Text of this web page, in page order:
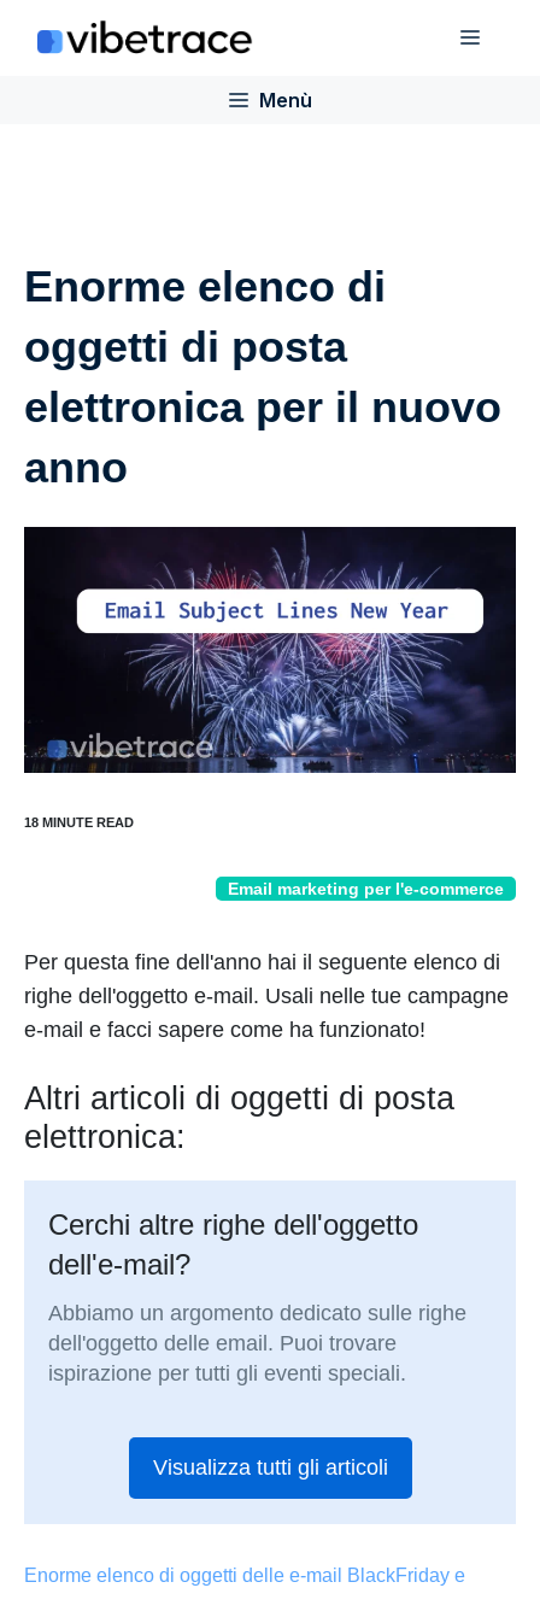
Menù
Menù
Enorme elenco di
oggetti di posta
elettronica per il nuovo
anno
Email marketing per l'e-commerce
Per questa fine dell'anno hai il seguente elenco di
righe dell'oggetto e-mail. Usali nelle tue campagne
e-mail e facci sapere come ha funzionato!
Altri articoli di oggetti di posta
elettronica:
Cerchi altre righe dell'oggetto
dell'e-mail?
Abbiamo un argomento dedicato sulle righe
dell'oggetto delle email. Puoi trovare
ispirazione per tutti gli eventi speciali.
Visualizza tutti gli articoli
Enorme elenco di oggetti delle e-mail BlackFriday e